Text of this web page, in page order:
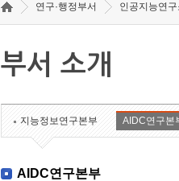
연구·행정부서 인공지능연구
부서 소개
지능정보연구본부 AIDC연구본
AIDC연구본부